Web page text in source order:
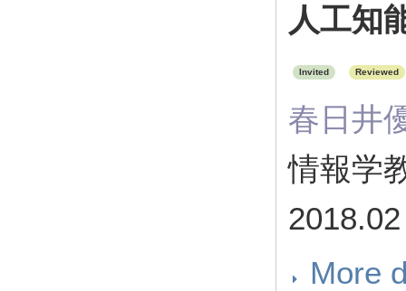
人工知
Invited Reviewed
春日井
情報学
2018.02
More